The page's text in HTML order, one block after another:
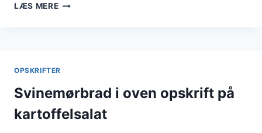
LÆS MERESVINEMØRBRAD
DER
ELSKER
KRYDDERI
OPSKRIFTER
Svinemørbrad i oven opskrift på
kartoffelsalat